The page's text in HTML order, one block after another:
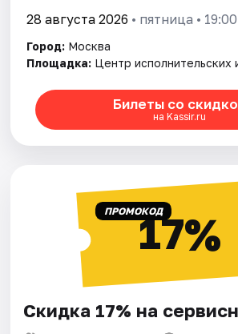
28 августа 2026 • пятница • 19:00
Город: Москва
Площадка: Центр исполнительских
Билеты со
на Kassir.ru
ПРОМОКОД17%
Скидка 17% на